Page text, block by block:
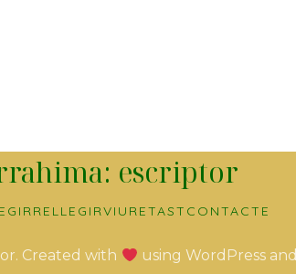
escriptor
RELLEGIRVIURETAST CONTACTE
Created with using WordPress and